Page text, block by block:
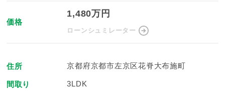
価格
1,480万円
ローンシュミレーター
住所 京都府京都市左京区花脊大布施町
間取り 3LDK